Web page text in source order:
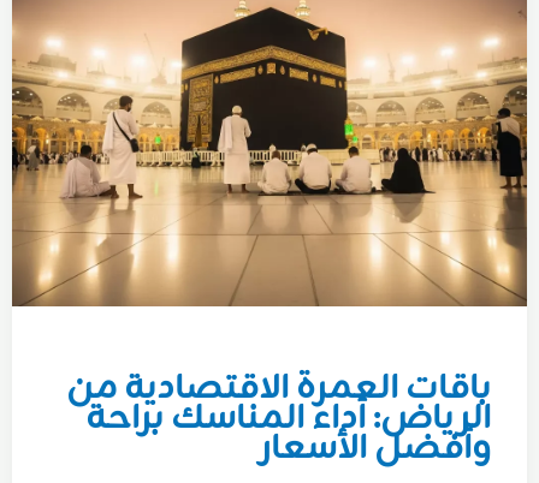
باقات العمرة الاقتصادية من
الرياض: أداء المناسك براحة
وأفضل الأسعار